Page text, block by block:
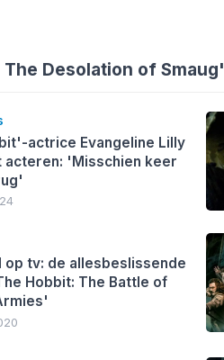
Desolation of Smaug'
actrice Evangeline Lilly
acteren: 'Misschien keer
op tv: de allesbeslissende
Hobbit: The Battle of